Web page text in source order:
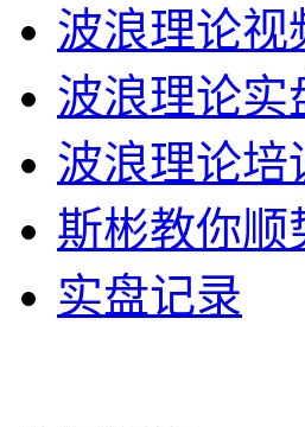
波浪理论视
波浪理论实
波浪理论培
斯彬教你顺
实盘记录